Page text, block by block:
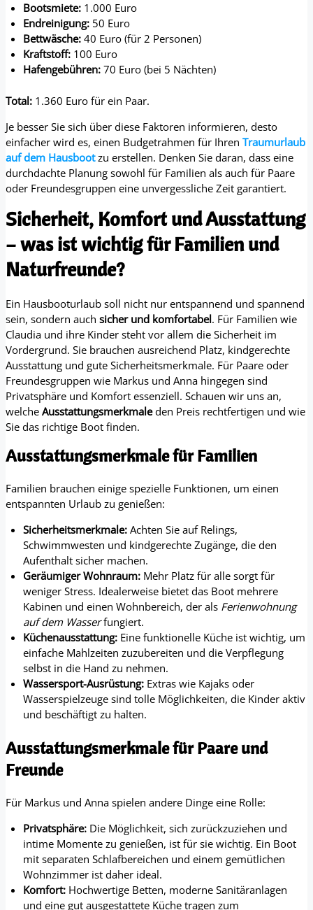
Bootsmiete: 1.000 Euro
Endreinigung: 50 Euro
Bettwäsche: 40 Euro (für 2 Personen)
Kraftstoff: 100 Euro
Hafengebühren: 70 Euro (bei 5 Nächten)
Total: 1.360 Euro für ein Paar.
Je besser Sie sich über diese Faktoren informieren, desto
einfacher wird es, einen Budgetrahmen für IhrenTraumurlaub
auf dem Hausbootzu erstellen. Denken Sie daran, dass eine
durchdachte Planung sowohl für Familien als auch für Paare
oder Freundesgruppen eine unvergessliche Zeit garantiert.
Sicherheit, Komfort und Ausstattung
– was ist wichtig für Familien und
Naturfreunde?
Ein Hausbooturlaub soll nicht nur entspannend und spannend
sein, sondern auchsicher und komfortabel. Für Familien wie
Claudia und ihre Kinder steht vor allem die Sicherheit im
Vordergrund. Sie brauchen ausreichend Platz, kindgerechte
Ausstattung und gute Sicherheitsmerkmale. Für Paare oder
Freundesgruppen wie Markus und Anna hingegen sind
Privatsphäre und Komfort essenziell. Schauen wir uns an,
welcheAusstattungsmerkmaleden Preis rechtfertigen und wie
Sie das richtige Boot finden.
Ausstattungsmerkmale für Familien
Familien brauchen einige spezielle Funktionen, um einen
entspannten Urlaub zu genießen:
Sicherheitsmerkmale: Achten Sie auf Relings,
Schwimmwesten und kindgerechte Zugänge, die den
Aufenthalt sicher machen.
Geräumiger Wohnraum: Mehr Platz für alle sorgt für
weniger Stress. Idealerweise bietet das Boot mehrere
Kabinen und einen Wohnbereich, der als Ferienwohnung
auf dem Wasserfungiert.
Küchenausstattung: Eine funktionelle Küche ist wichtig, um
einfache Mahlzeiten zuzubereiten und die Verpflegung
selbst in die Hand zu nehmen.
Wassersport-Ausrüstung: Extras wie Kajaks oder
Wasserspielzeuge sind tolle Möglichkeiten, die Kinder aktiv
und beschäftigt zu halten.
Ausstattungsmerkmale für Paare und
Freunde
Für Markus und Anna spielen andere Dinge eine Rolle:
Privatsphäre: Die Möglichkeit, sich zurückzuziehen und
intime Momente zu genießen, ist für sie wichtig. Ein Boot
mit separaten Schlafbereichen und einem gemütlichen
Wohnzimmer ist daher ideal.
Komfort: Hochwertige Betten, moderne Sanitäranlagen
und eine gut ausgestattete Küche tragen zum